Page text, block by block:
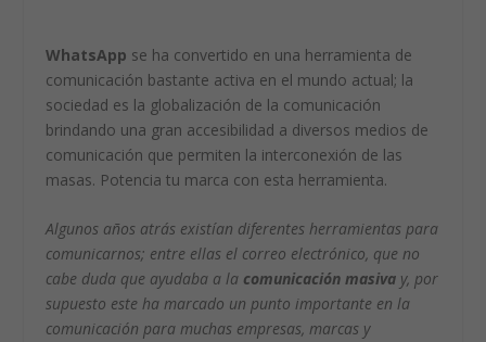
WhatsApp se ha convertido en una herramienta de
comunicación bastante activa en el mundo actual; la
sociedad es la globalización de la comunicación
brindando una gran accesibilidad a diversos medios de
comunicación que permiten la interconexión de las
masas. Potencia tu marca con esta herramienta.
Algunos años atrás existían diferentes herramientas para
comunicarnos; entre ellas el correo electrónico, que no
cabe duda que ayudaba a la comunicación masiva y, por
supuesto este ha marcado un punto importante en la
comunicación para muchas empresas, marcas y